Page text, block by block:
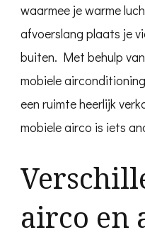
waarmee je warme
afvoerslang plaats je
buiten. Met behulp
mobiele
een ruimte heerlijk
mobiele airco is iets
airco en